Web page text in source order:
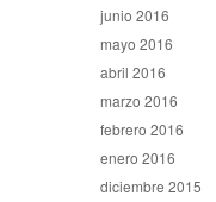
junio 2016
mayo 2016
abril 2016
marzo 2016
febrero 2016
enero 2016
diciembre 2015